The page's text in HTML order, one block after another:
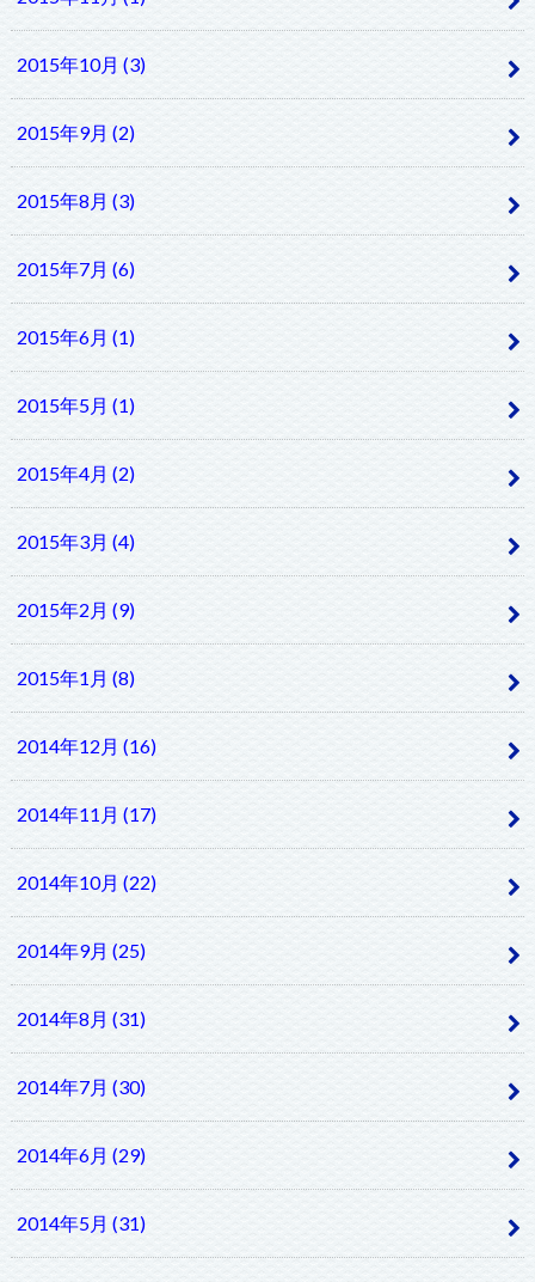
2015年10月 (3)
2015年9月 (2)
2015年8月 (3)
2015年7月 (6)
2015年6月 (1)
2015年5月 (1)
2015年4月 (2)
2015年3月 (4)
2015年2月 (9)
2015年1月 (8)
2014年12月 (16)
2014年11月 (17)
2014年10月 (22)
2014年9月 (25)
2014年8月 (31)
2014年7月 (30)
2014年6月 (29)
2014年5月 (31)